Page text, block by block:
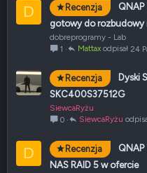
D Recenzja
gotowy do rozbudowy
dobreprogramy - Lab
1
24
Mattax
Recenzja
Dyski
SKC400S37512G
SiewcaRyżu
0
SiewcaRyżu
D Recenzja
NAS RAID 5 w ofercie